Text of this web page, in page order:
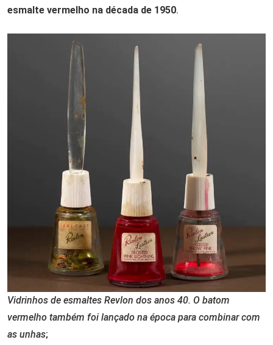
esmalte vermelho na década de 1950.
Vidrinhos de esmaltes Revlon dos anos 40. O batom
vermelho também foi lançado na época para combinar com
as unhas;